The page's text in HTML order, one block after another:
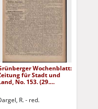
Wochenblatt:
für Stadt und
No. 153. (29.
R. - red.